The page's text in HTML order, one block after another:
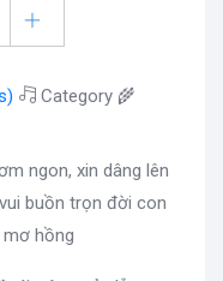
Category 🌾
ngon, xin dâng lên
buồn trọn đời con
hồng